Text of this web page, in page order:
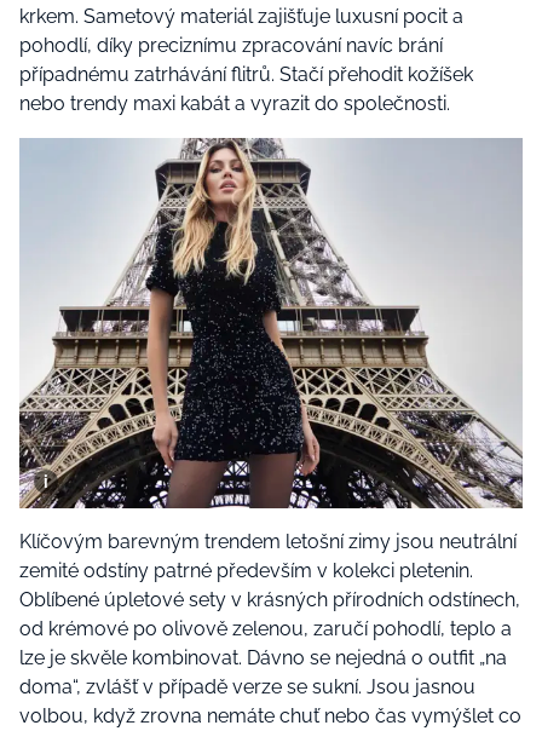
krkem. Sametový materiál zajišťuje luxusní pocit a
pohodlí, díky preciznímu zpracování navíc brání
případnému zatrhávání flitrů. Stačí přehodit kožíšek
nebo trendy maxi kabát a vyrazit do společnosti.
Klíčovým barevným trendem letošní zimy jsou neutrální
zemité odstíny patrné především v kolekci pletenin.
Oblíbené úpletové sety v krásných přírodních odstínech,
od krémové po olivově zelenou, zaručí pohodlí, teplo a
lze je skvěle kombinovat. Dávno se nejedná o outfit „na
doma“, zvlášť v případě verze se sukní. Jsou jasnou
volbou, když zrovna nemáte chuť nebo čas vymýšlet co